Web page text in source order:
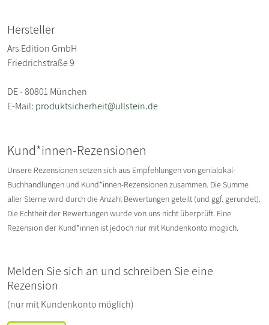
Hersteller
Ars Edition GmbH
Friedrichstraße 9
DE - 80801 München
E-Mail: produktsicherheit@ullstein.de
Kund*innen-Rezensionen
Unsere Rezensionen setzen sich aus Empfehlungen von genialokal-
Buchhandlungen und Kund*innen-Rezensionen zusammen. Die Summe
aller Sterne wird durch die Anzahl Bewertungen geteilt (und ggf. gerundet).
Die Echtheit der Bewertungen wurde von uns nicht überprüft. Eine
Rezension der Kund*innen ist jedoch nur mit Kundenkonto möglich.
Melden Sie sich an und schreiben Sie eine
Rezension
(nur mit Kundenkonto möglich)